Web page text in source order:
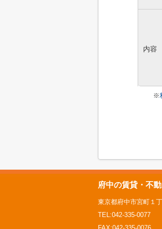
内容
※
府中の賃貸・不
東京都府中市宮町１
TEL:042-335-0077